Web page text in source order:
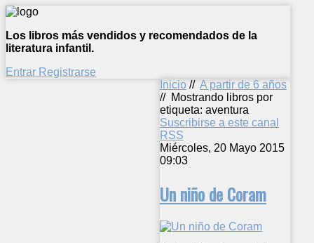
Los libros más vendidos y recomendados de la
literatura infantil.
Entrar Registrarse
Inicio // A partir de 6 años
// Mostrando libros por
etiqueta: aventura
Suscribirse a este canal
RSS
Miércoles, 20 Mayo 2015
09:03
Un niño de Coram